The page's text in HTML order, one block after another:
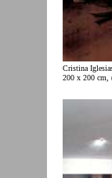
Cristina
200 x 200 cm,